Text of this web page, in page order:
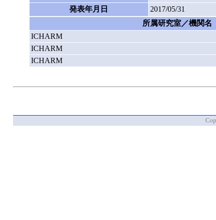
発表年月日
2017/05/31
所属研究室／機関名
ICHARM
ICHARM
ICHARM